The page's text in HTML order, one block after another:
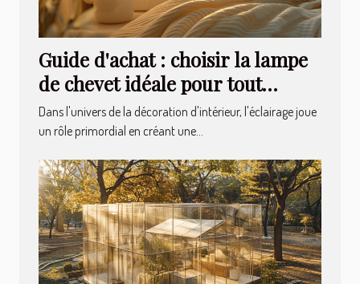
Guide d'achat : choisir la lampe
de chevet idéale pour tout
intérieur
Dans l'univers de la décoration d'intérieur, l'éclairage joue
un rôle primordial en créant une...